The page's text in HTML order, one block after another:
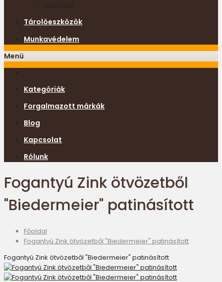
Tárolóeszközök
Munkavédelem
Menü
Kategóriák
Forgalmazott márkák
Blog
Kapcsolat
Rólunk
Fogantyú Zink ötvözetből
"Biedermeier" patinásított
Főoldal
Fogantyú Zink ötvözetből "Biedermeier" patinásított
Fogantyú Zink ötvözetből "Biedermeier" patinásított